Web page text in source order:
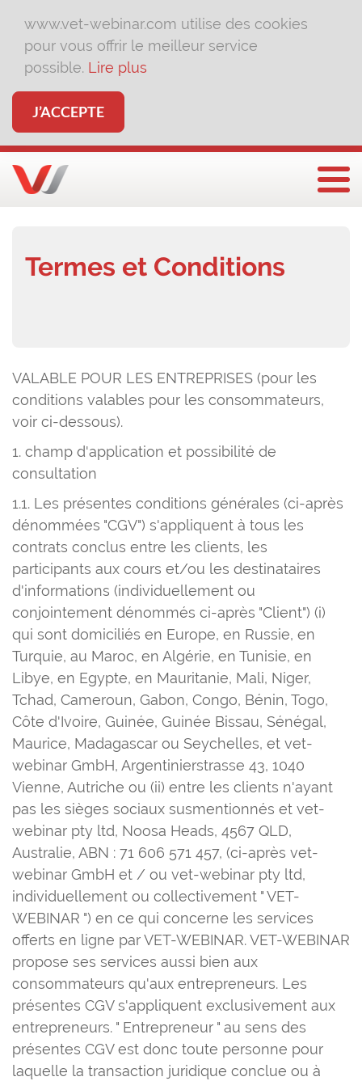
www.vet-webinar.com utilise des cookies
pour vous offrir le meilleur service
possible. Lire plus
J’ACCEPTE
Termes et Conditions
VALABLE POUR LES ENTREPRISES (pour les
conditions valables pour les consommateurs,
voir ci-dessous).
1. champ d'application et possibilité de
consultation
1.1. Les présentes conditions générales (ci-après
dénommées "CGV") s'appliquent à tous les
contrats conclus entre les clients, les
participants aux cours et/ou les destinataires
d'informations (individuellement ou
conjointement dénommés ci-après "Client") (i)
qui sont domiciliés en Europe, en Russie, en
Turquie, au Maroc, en Algérie, en Tunisie, en
Libye, en Egypte, en Mauritanie, Mali, Niger,
Tchad, Cameroun, Gabon, Congo, Bénin, Togo,
Côte d'Ivoire, Guinée, Guinée Bissau, Sénégal,
Maurice, Madagascar ou Seychelles, et vet-
webinar GmbH, Argentinierstrasse 43, 1040
Vienne, Autriche ou (ii) entre les clients n'ayant
pas les sièges sociaux susmentionnés et vet-
webinar pty ltd, Noosa Heads, 4567 QLD,
Australie, ABN : 71 606 571 457, (ci-après vet-
webinar GmbH et / ou vet-webinar pty ltd,
individuellement ou collectivement " VET-
WEBINAR ") en ce qui concerne les services
offerts en ligne par VET-WEBINAR. VET-WEBINAR
propose ses services aussi bien aux
consommateurs qu'aux entrepreneurs. Les
présentes CGV s'appliquent exclusivement aux
entrepreneurs. " Entrepreneur " au sens des
présentes CGV est donc toute personne pour
laquelle la transaction juridique conclue ou à